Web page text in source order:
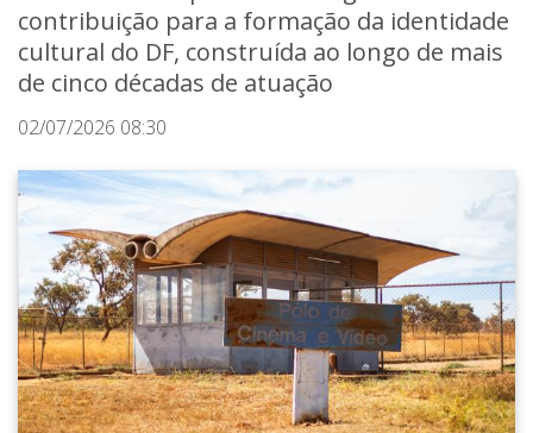
contribuição para a formação da identidade
cultural do DF, construída ao longo de mais
de cinco décadas de atuação
02/07/2026 08:30